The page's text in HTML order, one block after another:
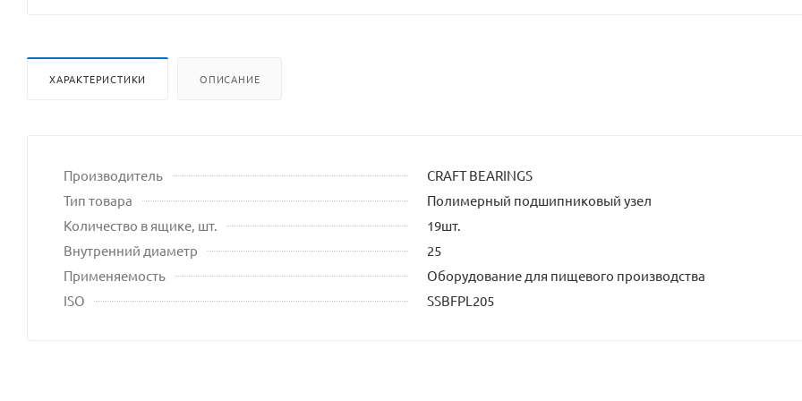
ХАРАКТЕРИСТИКИ ОПИСАНИЕ
Производитель
CRAFT BEARINGS
Тип товара
Полимерный подшипниковый узел
Количество в ящике, шт.
19шт.
Внутренний диаметр
25
Применяемость
Оборудование для пищевого производства
ISO
SSBFPL205